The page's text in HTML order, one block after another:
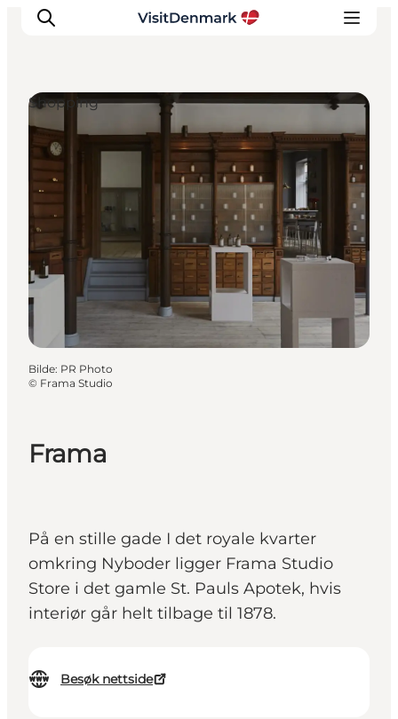
Inspirasjon
Reisemål
Aktiviteter
Overnatting
Planlegg reisen
Frama
På en stille gade I det royale kvarter
omkring Nyboder ligger Frama Studio
Store i det gamle St. Pauls Apotek, hvis
interiør går helt tilbage til 1878.
Besøk nettside
Shopping
Bilde: PR Photo
© Frama Studio